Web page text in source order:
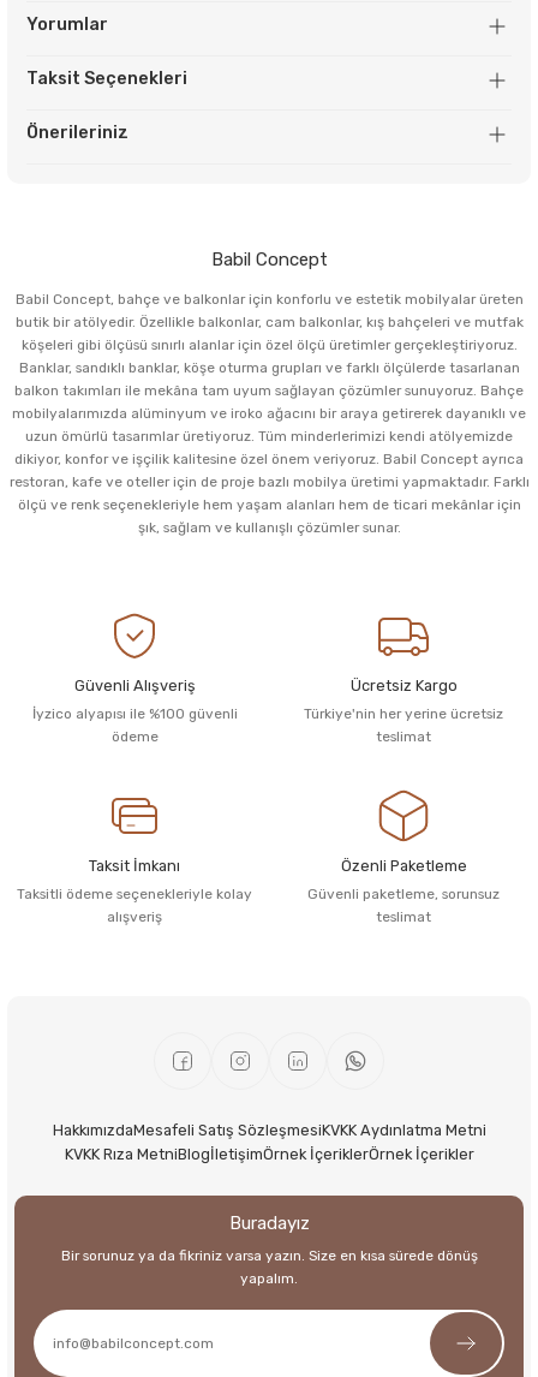
Yorumlar
Taksit Seçenekleri
Önerileriniz
Babil Concept
Babil Concept, bahçe ve balkonlar için konforlu ve estetik mobilyalar üreten
butik bir atölyedir. Özellikle balkonlar, cam balkonlar, kış bahçeleri ve mutfak
köşeleri gibi ölçüsü sınırlı alanlar için özel ölçü üretimler gerçekleştiriyoruz.
Banklar, sandıklı banklar, köşe oturma grupları ve farklı ölçülerde tasarlanan
balkon takımları ile mekâna tam uyum sağlayan çözümler sunuyoruz. Bahçe
mobilyalarımızda alüminyum ve iroko ağacını bir araya getirerek dayanıklı ve
uzun ömürlü tasarımlar üretiyoruz. Tüm minderlerimizi kendi atölyemizde
dikiyor, konfor ve işçilik kalitesine özel önem veriyoruz. Babil Concept ayrıca
restoran, kafe ve oteller için de proje bazlı mobilya üretimi yapmaktadır. Farklı
ölçü ve renk seçenekleriyle hem yaşam alanları hem de ticari mekânlar için
şık, sağlam ve kullanışlı çözümler sunar.
Güvenli Alışveriş
İyzico alyapısı ile %100 güvenli
ödeme
Ücretsiz Kargo
Türkiye'nin her yerine ücretsiz
teslimat
Taksit İmkanı
Taksitli ödeme seçenekleriyle kolay
alışveriş
Özenli Paketleme
Güvenli paketleme, sorunsuz
teslimat
HakkımızdaMesafeli Satış SözleşmesiKVKK Aydınlatma Metni
KVKK Rıza MetniBlogİletişimÖrnek İçeriklerÖrnek İçerikler
Buradayız
Bir sorunuz ya da fikriniz varsa yazın. Size en kısa sürede dönüş
yapalım.